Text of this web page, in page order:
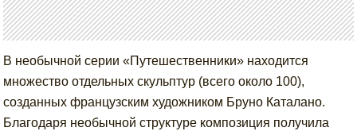
В необычной серии «Путешественники» находится
множество отдельных скульптур (всего около 100),
созданных французским художником Бруно Каталано.
Благодаря необычной структуре композиция получила